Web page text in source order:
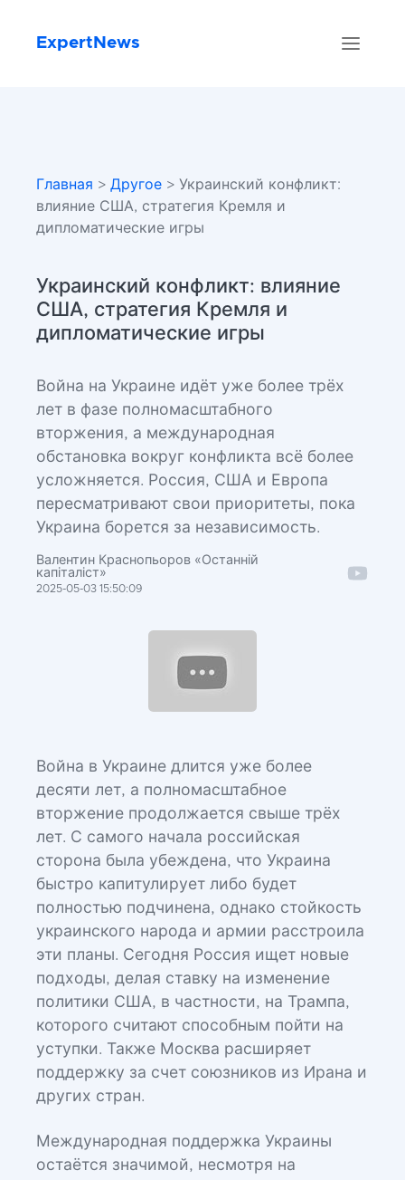
ExpertNews
Главная > Другое > Украинский конфликт:
влияние США, стратегия Кремля и
дипломатические игры
Украинский конфликт: влияние
США, стратегия Кремля и
дипломатические игры
Война на Украине идёт уже более трёх
лет в фазе полномасштабного
вторжения, а международная
обстановка вокруг конфликта всё более
усложняется. Россия, США и Европа
пересматривают свои приоритеты, пока
Украина борется за независимость.
Валентин Краснопьоров «Останній
капіталіст»
2025-05-03 15:50:09
Война в Украине длится уже более
десяти лет, а полномасштабное
вторжение продолжается свыше трёх
лет. С самого начала российская
сторона была убеждена, что Украина
быстро капитулирует либо будет
полностью подчинена, однако стойкость
украинского народа и армии расстроила
эти планы. Сегодня Россия ищет новые
подходы, делая ставку на изменение
политики США, в частности, на Трампа,
которого считают способным пойти на
уступки. Также Москва расширяет
поддержку за счет союзников из Ирана и
других стран.
Международная поддержка Украины
остаётся значимой, несмотря на